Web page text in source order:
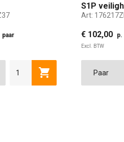
45 46 48
laag
paar
Toevoegen aan
S1P
laag zwart
maat 40
Art:
€ 102,00 p.
Excl. BTW